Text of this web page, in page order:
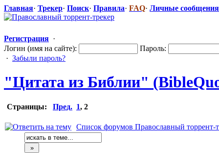
Главная· Трекер· Поиск· Правила· FAQ· Личные сообщения
Регистрация ·
Логин (имя на сайте):
Пароль:
· Забыли пароль?
"Цитата из Библии"
Страницы: Пред. 1, 2
Список форумов Православный торрент-